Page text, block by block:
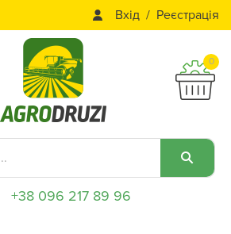
Вхід Реєстрація
0
+38 096 217 89 96